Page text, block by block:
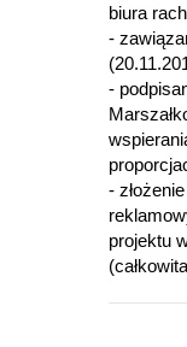
biura
-
-
-
projektu